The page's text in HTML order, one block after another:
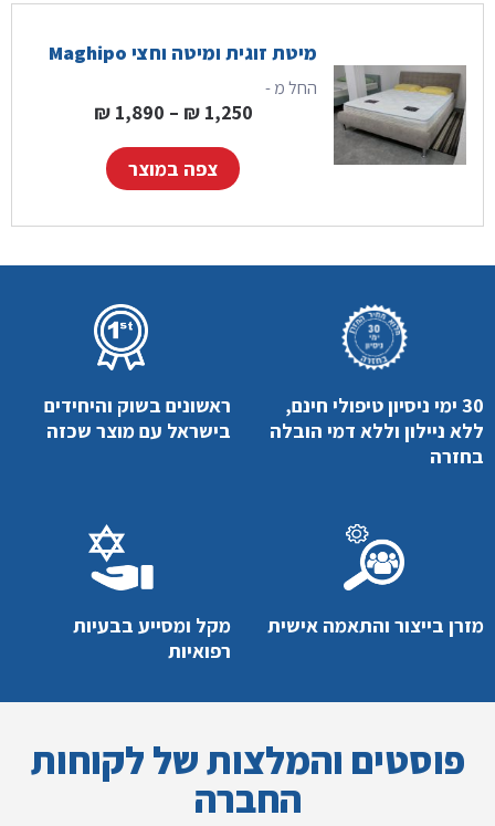
מיטת זוגית ומיטה וחצי Maghipo
החל מ -
1,250
₪
–
1,890
₪
צפה במוצר
30 ימי ניסיון טיפולי חינם,
ללא ניילון וללא דמי הובלה
בחזרה
ראשונים בשוק והיחידים
בישראל עם מוצר שכזה
מזרן בייצור והתאמה אישית
מקל ומסייע בבעיות
רפואיות
פוסטים והמלצות של לקוחות
החברה